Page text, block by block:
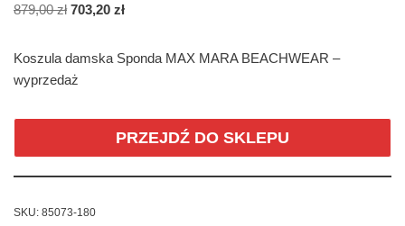
879,00zł 703,20 zł
Koszula damska Sponda MAX MARA BEACHWEAR –
wyprzedaż
PRZEJDŹ DO SKLEPU
SKU: 85073-180